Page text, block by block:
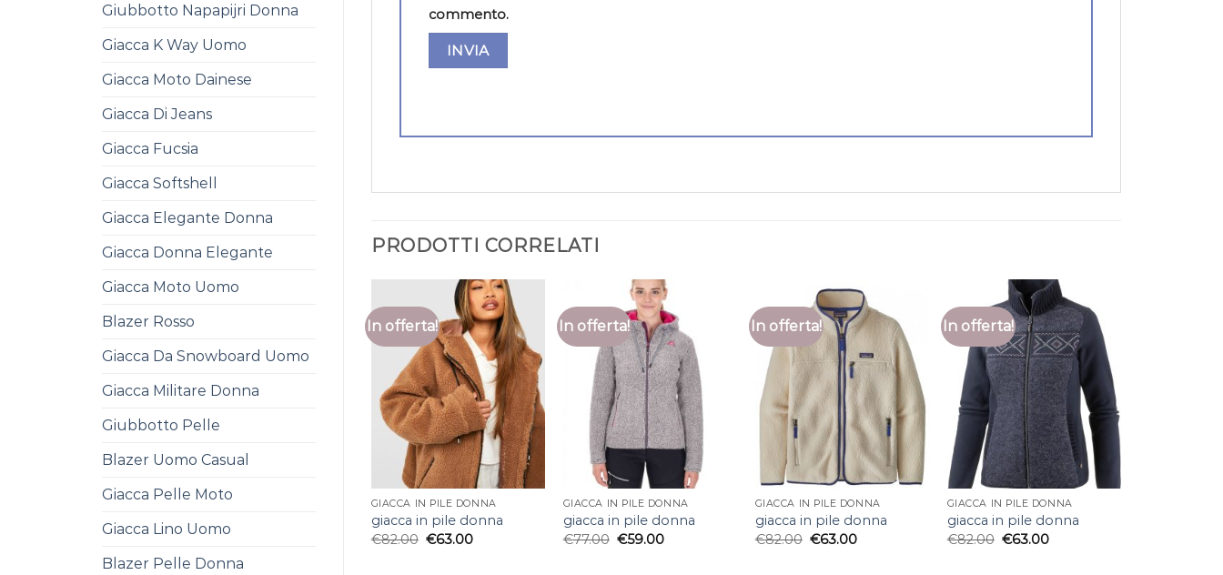
Giubbotto Napapijri Donna
Giacca K Way Uomo
Giacca Moto Dainese
Giacca Di Jeans
Giacca Fucsia
Giacca Softshell
Giacca Elegante Donna
Giacca Donna Elegante
Giacca Moto Uomo
Blazer Rosso
Giacca Da Snowboard Uomo
Giacca Militare Donna
Giubbotto Pelle
Blazer Uomo Casual
Giacca Pelle Moto
Giacca Lino Uomo
Blazer Pelle Donna
commento.
PRODOTTI CORRELATI
In offerta!
GIACCA IN PILE DONNA
giacca in pile donna
€82.00 €63.00
In offerta!
GIACCA IN PILE DONNA
giacca in pile donna
€77.00 €59.00
In offerta!
GIACCA IN PILE DONNA
giacca in pile donna
€82.00 €63.00
In offerta!
GIACCA IN PILE DONNA
giacca in pile donna
€82.00 €63.00